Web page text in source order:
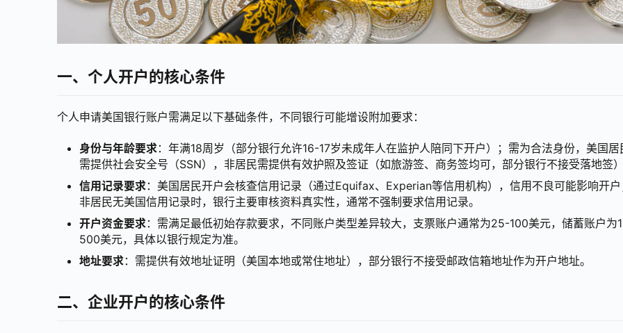
一、个人开户的核心条件
个人申请美国银行账户需满足以下基础条件，不同银行可能增设附加要求：
身份与年龄要求：年满18周岁（部分银行允许16-17岁未成年人在监护人陪同下开户）；需为合法身份，美国居
需提供社会安全号（SSN），非居民需提供有效护照及签证（如旅游签、商务签均可，部分银行不接受落地签
信用记录要求：美国居民开户会核查信用记录（通过Equifax、Experian等信用机构），信用不良可能影响开
非居民无美国信用记录时，银行主要审核资料真实性，通常不强制要求信用记录。
开户资金要求：需满足最低初始存款要求，不同账户类型差异较大，支票账户通常为25-100美元，储蓄账户为
500美元，具体以银行规定为准。
地址要求：需提供有效地址证明（美国本地或常住地址），部分银行不接受邮政信箱地址作为开户地址。
二、企业开户的核心条件